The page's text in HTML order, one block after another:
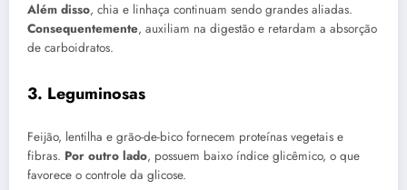
Além disso, chia e linhaça continuam sendo grandes aliadas.
Consequentemente, auxiliam na digestão e retardam a absorção
de carboidratos.
3. Leguminosas
Feijão, lentilha e grão-de-bico fornecem proteínas vegetais e
fibras. Por outro lado, possuem baixo índice glicêmico, o que
favorece o controle da glicose.